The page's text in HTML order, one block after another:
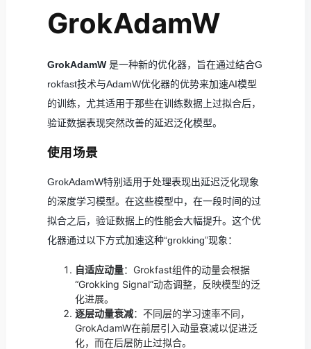
GrokAdamW
GrokAdamW是一种新的优化器，旨在通过结合G
rokfast技术与AdamW优化器的优势来加速AI模型
的训练，尤其适用于那些在训练数据上过拟合后，
验证数据表现突然改善的延迟泛化模型。
使用场景
GrokAdamW特别适用于处理表现出延迟泛化现象
的深度学习模型。在这些模型中，在一段时间的过
拟合之后，验证数据上的性能会大幅提升。这个优
化器通过以下方式加速这种“grokking”现象：
自适应动量：Grokfast组件的动量会根据
“Grokking Signal”动态调整，反映模型的泛
化进展。
逐层动量衰减：不同层的学习速率不同，
GrokAdamW在前层引入动量衰减以促进泛
化，而在后层防止过拟合。